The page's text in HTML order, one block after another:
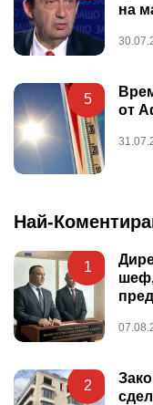
на
5
от
Най-
1
шеф,
2